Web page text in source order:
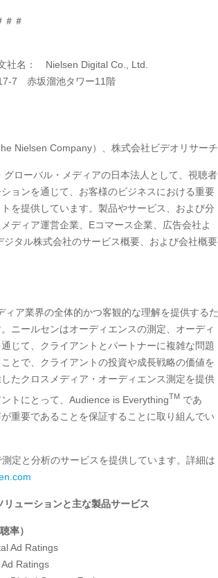
＃＃
社名：
Nielsen Digital Co., Ltd.
7 赤坂溜池タワー11 階
Nielsen Company）、株式会社ビデオリサーチ
グローバル・メディアの日本法人として、視聴者
ョンを通じて、お客様のビジネスにおける重要
を提供しています。製品やサービス、および分
ディア運営企業、
Eコマース企業、広告会社よ
タル株式会社のサービス概要、および会社概要
ィア業界の全体的かつ客観的な理解を提供するた
ニールセンはオーディエンスの測定、オーディ
じて、クライアントとパートナーに複雑な問題
とで、クライアントの投資や成長戦略の価値を
たクロスメディア・オーディエンス測定を提供
トにとって、Audience is EverythingTM であ
重要であることを保証することに取り組んでい
測定と分析のサービスを提供しています。詳細は
ューションと主な製品サービス
率）
Ad Ratings
Ratings